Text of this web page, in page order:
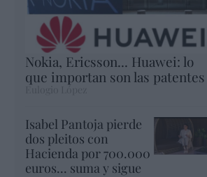
Nokia, Ericsson... Huawei: lo
que importan son las patentes
Eulogio López
Isabel Pantoja pierde
dos pleitos con
Hacienda por 700.000
euros... suma y sigue